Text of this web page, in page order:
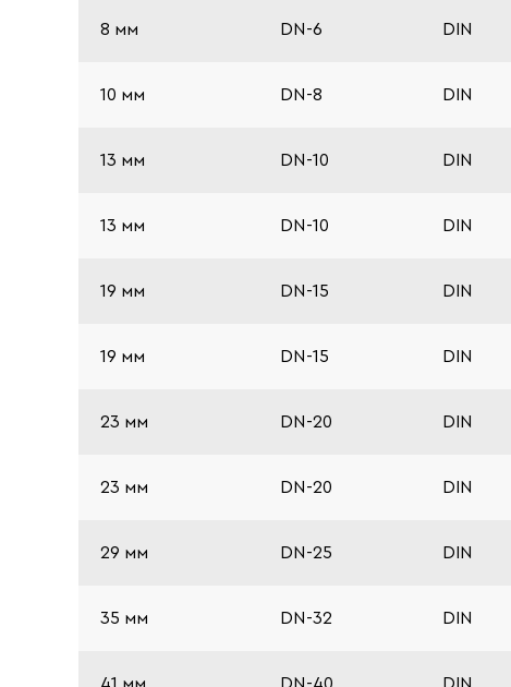
8 мм DN-6 DIN
10 мм DN-8 DIN
13 мм DN-10 DIN
13 мм DN-10 DIN
19 мм DN-15 DIN
19 мм DN-15 DIN
23 мм DN-20 DIN
23 мм DN-20 DIN
29 мм DN-25 DIN
35 мм DN-32 DIN